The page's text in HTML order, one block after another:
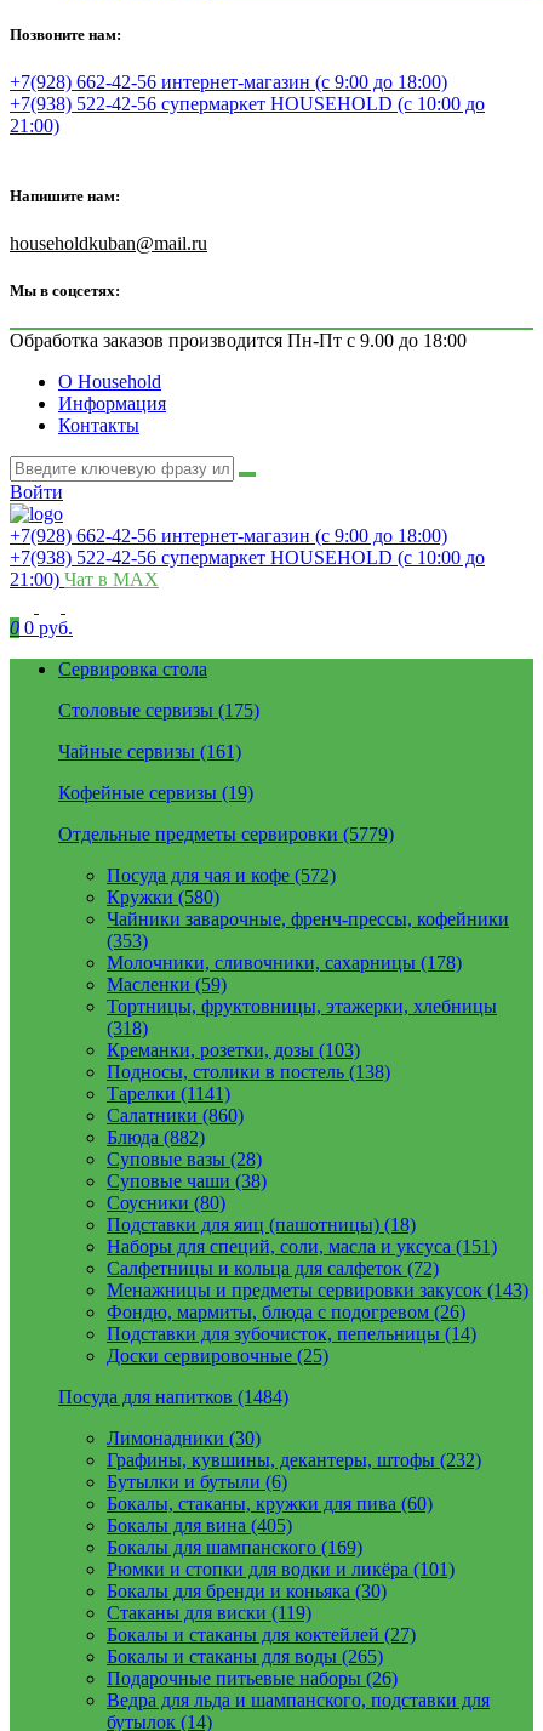
Позвоните нам:
+7(928) 662-42-56 интернет-магазин (с 9:00 до 18:00)
+7(938) 522-42-56 супермаркет HOUSEHOLD (с 10:00 до
21:00)
Напишите нам:
householdkuban@mail.ru
Мы в соцсетях:
Обработка заказов производится Пн-Пт с 9.00 до 18:00
О Household
Информация
Контакты
Войти
+7(928) 662-42-56 интернет-магазин (с 9:00 до 18:00)
+7(938) 522-42-56 супермаркет HOUSEHOLD (с 10:00 до
21:00) Чат в MAX
0 0 руб.
Сервировка стола
Столовые сервизы (175)
Чайные сервизы (161)
Кофейные сервизы (19)
Отдельные предметы сервировки (5779)
Посуда для чая и кофе (572)
Кружки (580)
Чайники заварочные, френч-прессы, кофейники
(353)
Молочники, сливочники, сахарницы (178)
Масленки (59)
Тортницы, фруктовницы, этажерки, хлебницы
(318)
Креманки, розетки, дозы (103)
Подносы, столики в постель (138)
Тарелки (1141)
Салатники (860)
Блюда (882)
Суповые вазы (28)
Суповые чаши (38)
Соусники (80)
Подставки для яиц (пашотницы) (18)
Наборы для специй, соли, масла и уксуса (151)
Салфетницы и кольца для салфеток (72)
Менажницы и предметы сервировки закусок (143)
Фондю, мармиты, блюда с подогревом (26)
Подставки для зубочисток, пепельницы (14)
Доски сервировочные (25)
Посуда для напитков (1484)
Лимонадники (30)
Графины, кувшины, декантеры, штофы (232)
Бутылки и бутыли (6)
Бокалы, стаканы, кружки для пива (60)
Бокалы для вина (405)
Бокалы для шампанского (169)
Рюмки и стопки для водки и ликёра (101)
Бокалы для бренди и коньяка (30)
Стаканы для виски (119)
Бокалы и стаканы для коктейлей (27)
Бокалы и стаканы для воды (265)
Подарочные питьевые наборы (26)
Ведра для льда и шампанского, подставки для
бутылок (14)